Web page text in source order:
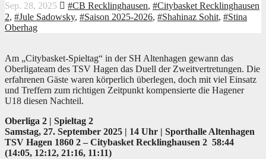
Sep. 28, 2025 #CB Recklinghausen, #Citybasket Recklinghausen
2, #Jule Sadowsky, #Saison 2025-2026, #Shahinaz Sohit, #Stina
Oberhag
Am „Citybasket-Spieltag“ in der SH Altenhagen gewann das
Oberligateam des TSV Hagen das Duell der Zweitvertretungen. Die
erfahrenen Gäste waren körperlich überlegen, doch mit viel Einsatz
und Treffern zum richtigen Zeitpunkt kompensierte die Hagener
U18 diesen Nachteil.
Oberliga 2 | Spieltag 2
Samstag, 27. September 2025 | 14 Uhr | Sporthalle Altenhagen
TSV Hagen 1860 2 – Citybasket Recklinghausen 2 58:44
(14:05, 12:12, 21:16, 11:11)